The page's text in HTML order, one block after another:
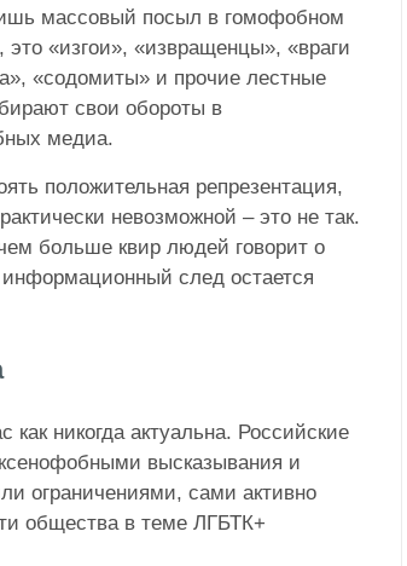
массовый посыл в гомофобном
«изгои», «извращенцы», «враги
«содомиты» и прочие лестные
свои обороты в
медиа.
положительная репрезентация,
невозможной – это не так.
больше квир людей говорит о
след остается
никогда актуальна. Российские
высказывания и
ограничениями, сами активно
общества в теме ЛГБТК+